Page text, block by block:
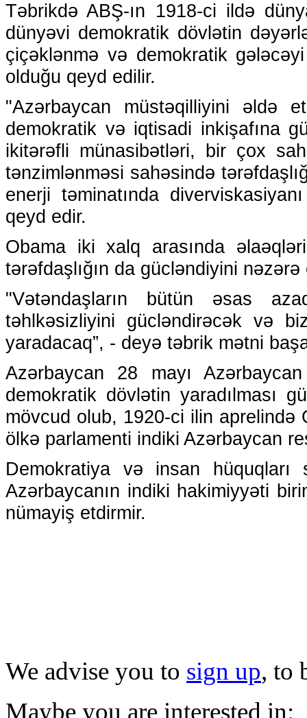
Təbrikdə ABŞ-ın 1918-ci ildə
dünyəvi demokratik dövlətin
çiçəklənmə və demokratik
olduğu qeyd edilir.
"Azərbaycan müstəqilliyini əldə
demokratik və iqtisadi inkişafına
ikitərəfli münasibətləri, bir çox
tənzimlənməsi sahəsində
enerji təminatında
qeyd edir.
Obama iki xalq arasında
tərəfdaşlığın da gücləndiyini nəzərə
"Vətəndaşların bütün əsas
təhlkəsizliyini gücləndirəcək və
yaradacaq”, - deyə təbrik mətni
Azərbaycan 28 mayı
demokratik dövlətin yaradılması
mövcud olub, 1920-ci ilin aprelində
ölkə parlamenti indiki Azərbaycan
Demokratiya və insan
Azərbaycanın indiki hakimiyyəti
nümayiş etdirmir.
We advise you to sign up, to
Maybe you are interested in: